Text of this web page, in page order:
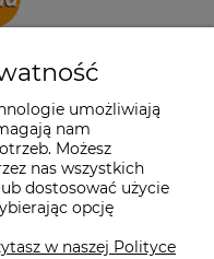
umożliwiają
nam
Możesz
nas wszystkich
dostosować użycie
opcję
w naszej Polityce